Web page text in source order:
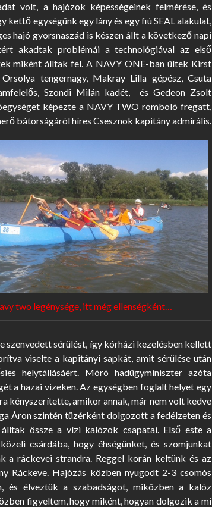
volt, a hajózok képességeinek felmérése, és
egységünk egy lány és egy fiú SEAL alakulat,
hajó gyorsnaszád is készen állt a következő napi
akadtak problémái a technológiával az első
miként álltak fel. A NAVY ONE-ban ültek Kirst
tengernagy, Makray Lilla gépész, Csuta
Szondi Milán kadét, és Gedeon Zsolt
képezte a NAVY TWO romboló fregatt,
bátorságáról híres Csesznok kapitány admirális.
two legénysége, itt még ellenségként…
szenvedett sérülést, így kórházi kezelésben kellett
viselte a kapitányi sapkát, amit sérülése után
helytállásáért. Móró hadügyminiszter azóta
a hazai vizeken. Az egységben foglalt helyet egy
kényszerítette, amikor annak, már nem volt kedve
Áron szintén tüzérként dolgozott a fedélzeten és
össze a vízi kalózok csapatai. Első este a
csárdába, hogy éhségünket, és szomjunkat
a ráckevei strandra. Reggel korán keltünk és az
Ráckeve. Hajózás közben nyugodt 2-3 csomós
és élveztük a szabadságot, miközben a kalóz
figyeltem, hogy miként, hogyan dolgozik a mi